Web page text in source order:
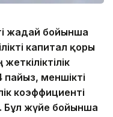
жағдай бойынша
капитал қоры
пайыз, меншікті
коэффициенті
Бұл жүйе бойынша